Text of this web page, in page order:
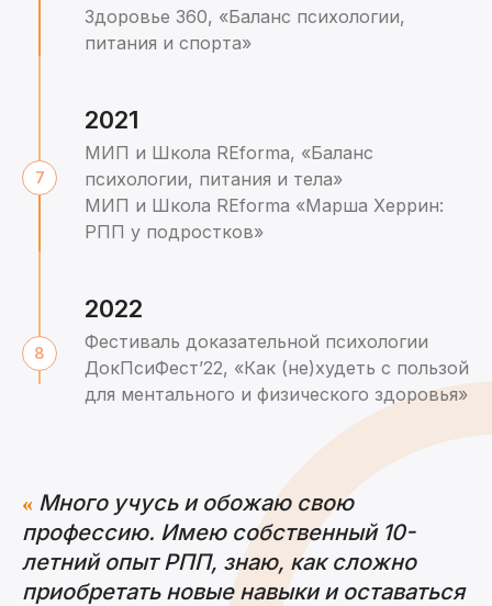
Здоровье 360, «Баланс психологии,
питания и спорта»
2021
МИП и Школа REforma, «Баланс
психологии, питания и тела»
МИП и Школа REforma «Марша Херрин:
РПП у подростков»
2022
Фестиваль доказательной психологии
ДокПсиФест’22, «Как (не)худеть с пользой
для ментального и физического здоровья»
« Много учусь и обожаю свою
профессию. Имею собственный 10-
летний опыт РПП, знаю, как сложно
приобретать новые навыки и оставаться